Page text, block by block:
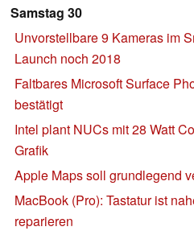
Forum
Samstag 30
Unvorstellbare 9 Kameras im
Launch noch 2018
Faltbares Microsoft Surface
bestätigt
Intel plant NUCs mit 28 Watt
Grafik
Apple Maps soll grundlegend
MacBook (Pro): Tastatur ist
reparieren